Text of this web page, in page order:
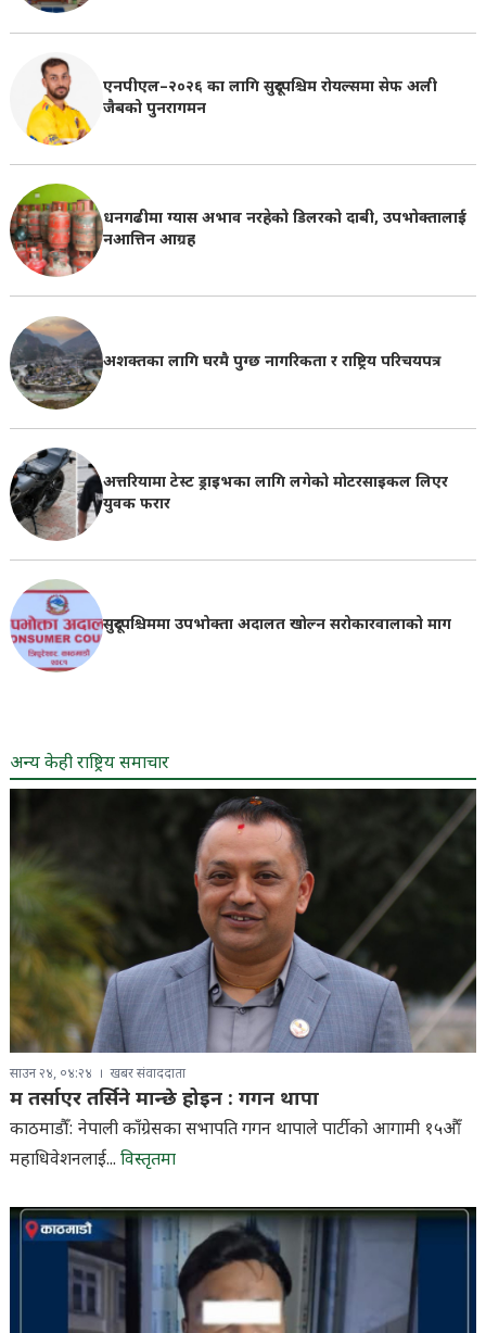
एनपीएल–२०२६ का लागि सुदूरपश्चिम रोयल्समा सेफ अली
जैबको पुनरागमन
धनगढीमा ग्यास अभाव नरहेको डिलरको दाबी, उपभोक्तालाई
नआत्तिन आग्रह
अशक्तका लागि घरमै पुग्छ नागरिकता र राष्ट्रिय परिचयपत्र
अत्तरियामा टेस्ट ड्राइभका लागि लगेको मोटरसाइकल लिएर
युवक फरार
सुदूरपश्चिममा उपभोक्ता अदालत खोल्न सरोकारवालाको माग
अन्य केही राष्ट्रिय समाचार
साउन २४, ०४:२४ खबर संवाददाता
म तर्साएर तर्सिने मान्छे होइन : गगन थापा
काठमाडौँ: नेपाली काँग्रेसका सभापति गगन थापाले पार्टीको आगामी १५औँ
महाधिवेशनलाई... विस्तृतमा